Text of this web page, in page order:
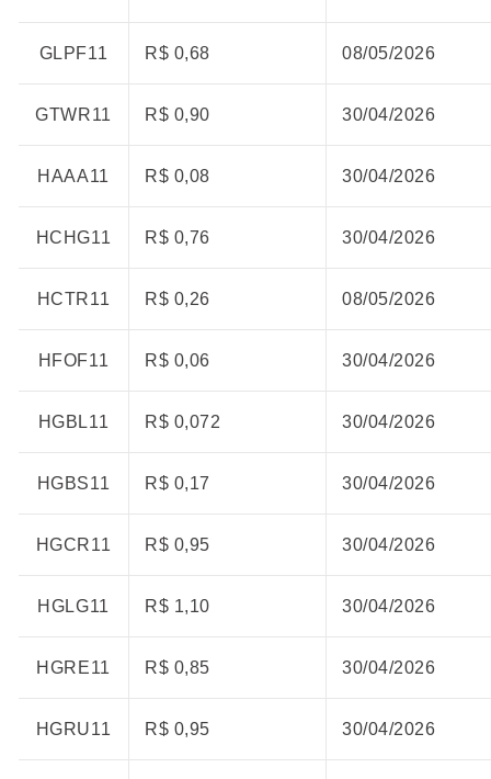
GLPF11 R$ 0,68 08/05/2026
GTWR11 R$ 0,90 30/04/2026
HAAA11 R$ 0,08 30/04/2026
HCHG11 R$ 0,76 30/04/2026
HCTR11 R$ 0,26 08/05/2026
HFOF11 R$ 0,06 30/04/2026
HGBL11 R$ 0,072 30/04/2026
HGBS11 R$ 0,17 30/04/2026
HGCR11 R$ 0,95 30/04/2026
HGLG11 R$ 1,10 30/04/2026
HGRE11 R$ 0,85 30/04/2026
HGRU11 R$ 0,95 30/04/2026